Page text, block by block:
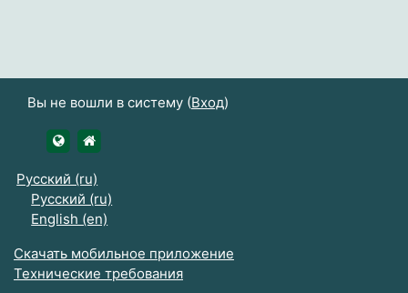
Вы не вошли в систему (Вход)
https://udsau.ru
Русский ‎(ru)‎
Русский ‎(ru)‎
English ‎(en)‎
Скачать мобильное приложение
Технические требования